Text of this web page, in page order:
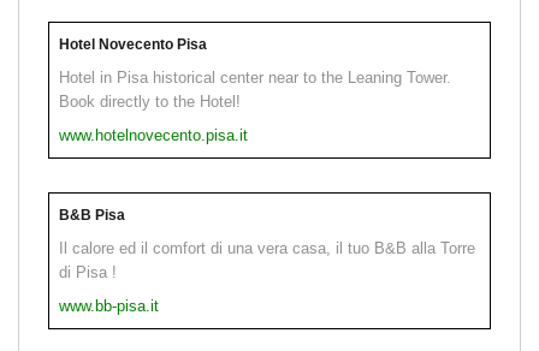
Hotel Novecento Pisa
Hotel in Pisa historical center near to the Leaning Tower.
Book directly to the Hotel!
www.hotelnovecento.pisa.it
B&B Pisa
Il calore ed il comfort di una vera casa, il tuo B&B alla Torre
di Pisa !
www.bb-pisa.it